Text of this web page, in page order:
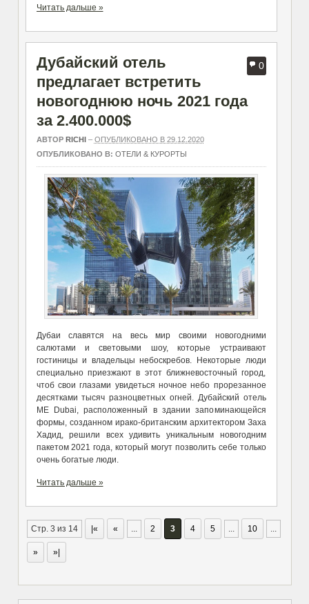
Читать дальше »
0
Дубайский отель
предлагает встретить
новогоднюю ночь 2021 года
за 2.400.000$
АВТОР RICHI – ОПУБЛИКОВАНО В 29.12.2020
ОПУБЛИКОВАНО В: ОТЕЛИ & КУРОРТЫ
Дубаи славятся на весь мир своими новогодними
салютами и световыми шоу, которые устраивают
гостиницы и владельцы небоскребов. Некоторые люди
специально приезжают в этот ближневосточный город,
чтоб свои глазами увидеться ночное небо прорезанное
десятками тысяч разноцветных огней. Дубайский отель
ME Dubai, расположенный в здании запоминающейся
формы, созданном ирако-британским архитектором Заха
Хадид, решили всех удивить уникальным новогодним
пакетом 2021 года, который могут позволить себе только
очень богатые люди.
Читать дальше »
Стр. 3 из 14 |« « ... 2 3 4 5 ... 10 ...
» »|